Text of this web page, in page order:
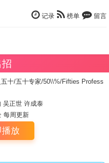
记录 榜单 留言
十/五十专家/50\\%/Fifties Profess
吴正世 许成泰
每周更新
播放